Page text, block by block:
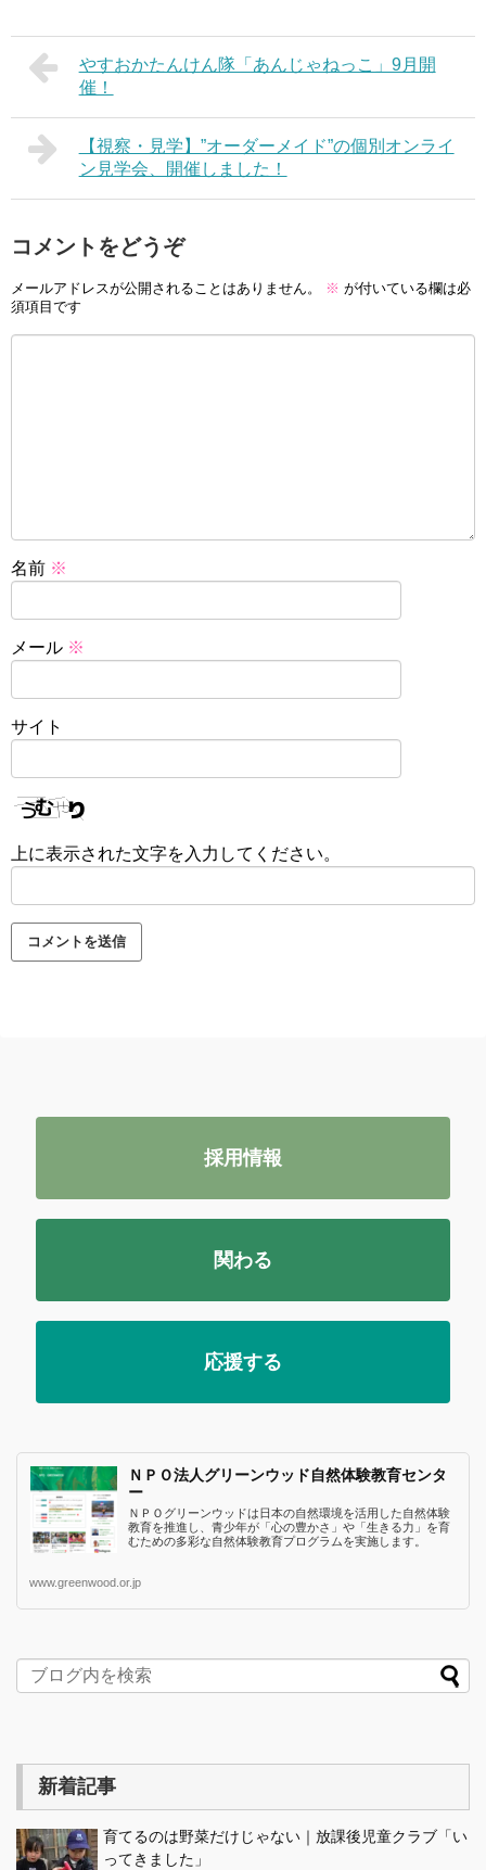
やすおかたんけん隊「あんじゃねっこ」9月開
催！
【視察・見学】”オーダーメイド”の個別オンライ
ン見学会、開催しました！
コメントをどうぞ
メールアドレスが公開されることはありません。 ※ が付いている欄は必
須項目です
名前 ※
メール ※
サイト
上に表示された文字を入力してください。
採用情報
関わる
応援する
ＮＰＯ法人グリーンウッド自然体験教育センタ
ー
ＮＰＯグリーンウッドは日本の自然環境を活用した自然体験
教育を推進し、青少年が「心の豊かさ」や「生きる力」を育
むための多彩な自然体験教育プログラムを実施します。
www.greenwood.or.jp
新着記事
育てるのは野菜だけじゃない｜放課後児童クラブ「い
ってきました」